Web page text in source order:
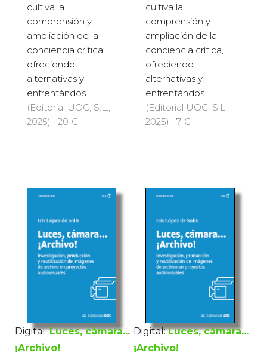
cultiva la
comprensión y
ampliación de la
conciencia crítica,
ofreciendo
alternativas y
enfrentándos...
(Editorial UOC, S.L.,
2025) · 20 €
cultiva la
comprensión y
ampliación de la
conciencia crítica,
ofreciendo
alternativas y
enfrentándos...
(Editorial UOC, S.L.,
2025) · 7 €
Digital: Luces, cámara...
¡Archivo!
Digital: Luces, cámara...
¡Archivo!